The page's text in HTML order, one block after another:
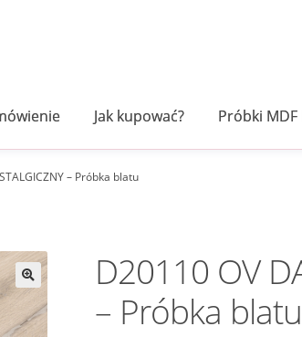
Jak kupować? Próbki MDF
– Próbka blatu
D20110 OV
– Próbka blatu